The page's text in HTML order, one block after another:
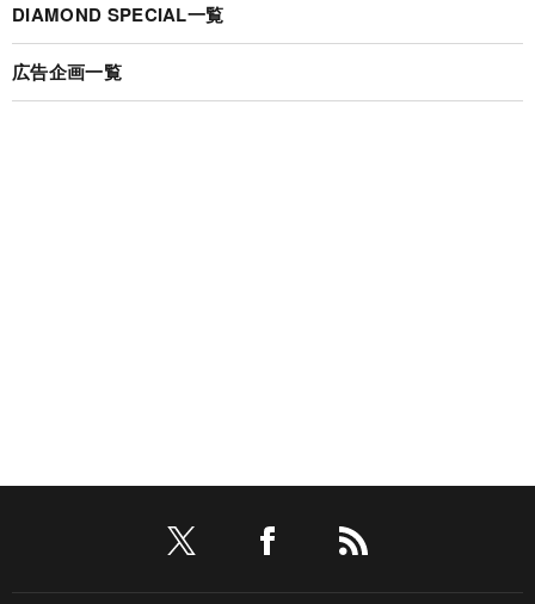
DIAMOND SPECIAL一覧
広告企画一覧